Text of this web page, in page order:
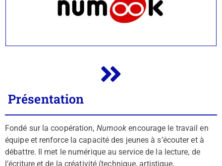
Présentation
Fondé sur la coopération, Numook encourage le travail en
équipe et renforce la capacité des jeunes à s’écouter et à
débattre. Il met le numérique au service de la lecture, de
l’écriture et de la créativité (technique, artistique,